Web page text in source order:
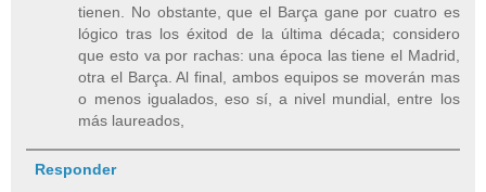
tienen. No obstante, que el Barça gane por cuatro es
lógico tras los éxitod de la última década; considero
que esto va por rachas: una época las tiene el Madrid,
otra el Barça. Al final, ambos equipos se moverán mas
o menos igualados, eso sí, a nivel mundial, entre los
más laureados,
Responder